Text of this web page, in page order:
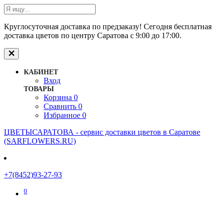
Круглосуточная доставка по предзаказу! Сегодня бесплатная
доставка цветов по центру Саратова с 9:00 до 17:00.
КАБИНЕТ
Вход
ТОВАРЫ
Корзина 0
Сравнить 0
Избранное 0
ЦВЕТЫСАРАТОВА - cервис доставки цветов в Саратове
(SARFLOWERS.RU)
+7(8452)93-27-93
0